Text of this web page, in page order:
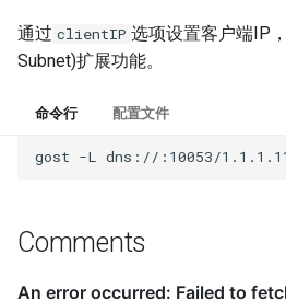
通过 clientIP 选项设置客户端IP
Subnet)扩展功能。
命令行 配置文件
gost -L dns://:10053/
Comments